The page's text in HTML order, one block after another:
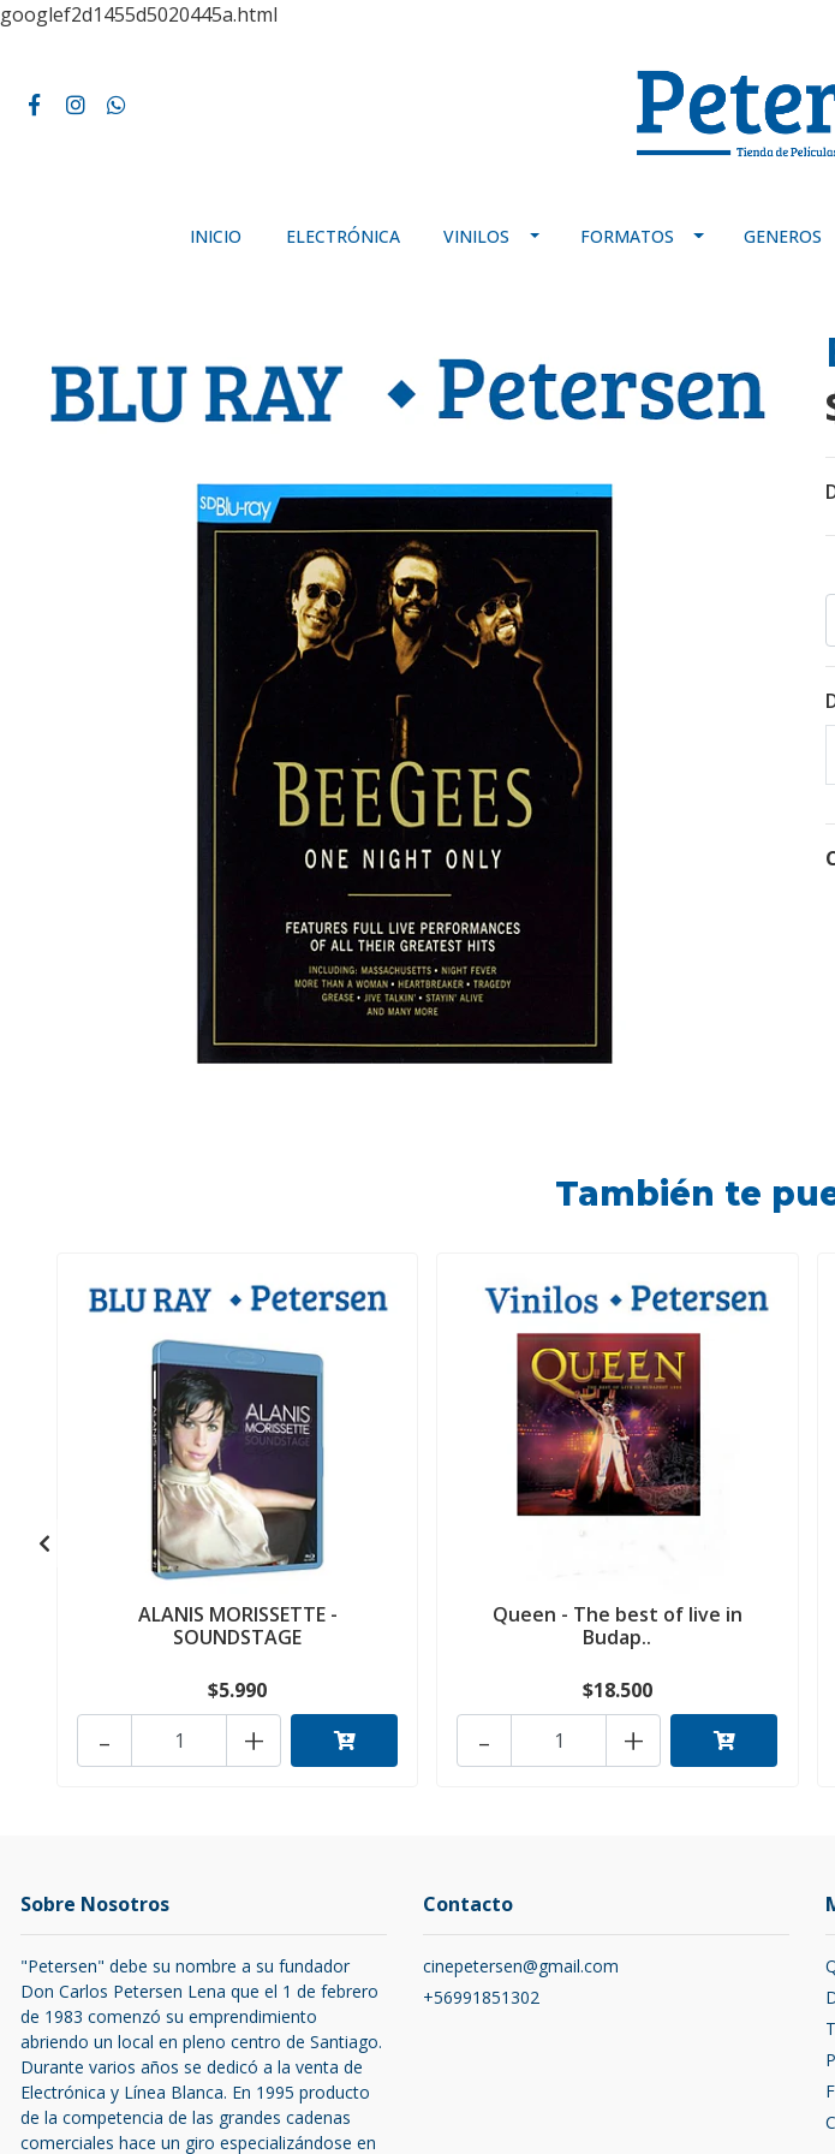
googlef2d1455d5020445a.html
INICIO ELECTRÓNICA VINILOS FORMATOS GENEROS
También te
ALANIS MORISSETTE -
SOUNDSTAGE
$5.990
+
-
Queen - The best of live in
Budap..
$18.500
+
-
Sobre Nosotros
"Petersen" debe su nombre a su fundador
Don Carlos Petersen Lena que el 1 de febrero
de 1983 comenzó su emprendimiento
abriendo un local en pleno centro de Santiago.
Durante varios años se dedicó a la venta de
Electrónica y Línea Blanca. En 1995 producto
de la competencia de las grandes cadenas
comerciales hace un giro especializándose en
Contacto
cinepetersen@gmail.com
+56991851302